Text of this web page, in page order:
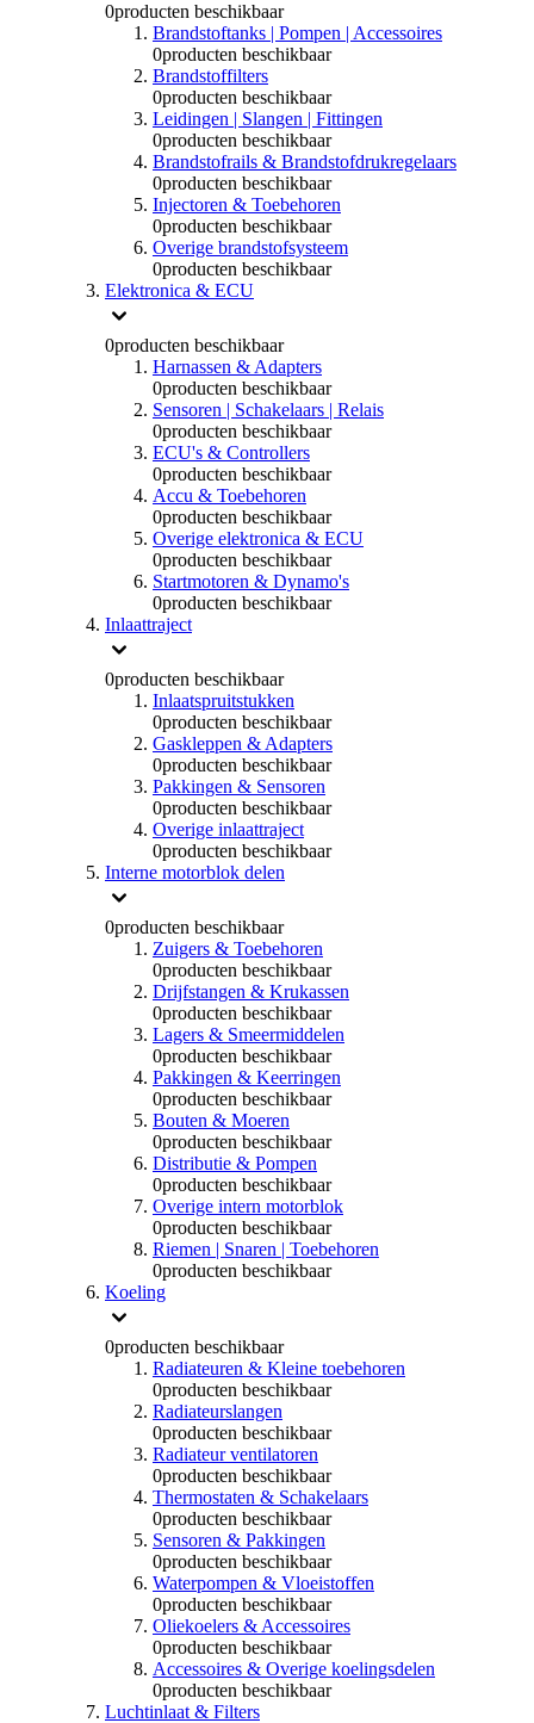
0producten beschikbaar
Brandstoftanks | Pompen | Accessoires
0producten beschikbaar
Brandstoffilters
0producten beschikbaar
Leidingen | Slangen | Fittingen
0producten beschikbaar
Brandstofrails & Brandstofdrukregelaars
0producten beschikbaar
Injectoren & Toebehoren
0producten beschikbaar
Overige brandstofsysteem
0producten beschikbaar
Elektronica & ECU
0producten beschikbaar
Harnassen & Adapters
0producten beschikbaar
Sensoren | Schakelaars | Relais
0producten beschikbaar
ECU's & Controllers
0producten beschikbaar
Accu & Toebehoren
0producten beschikbaar
Overige elektronica & ECU
0producten beschikbaar
Startmotoren & Dynamo's
0producten beschikbaar
Inlaattraject
0producten beschikbaar
Inlaatspruitstukken
0producten beschikbaar
Gaskleppen & Adapters
0producten beschikbaar
Pakkingen & Sensoren
0producten beschikbaar
Overige inlaattraject
0producten beschikbaar
Interne motorblok delen
0producten beschikbaar
Zuigers & Toebehoren
0producten beschikbaar
Drijfstangen & Krukassen
0producten beschikbaar
Lagers & Smeermiddelen
0producten beschikbaar
Pakkingen & Keerringen
0producten beschikbaar
Bouten & Moeren
0producten beschikbaar
Distributie & Pompen
0producten beschikbaar
Overige intern motorblok
0producten beschikbaar
Riemen | Snaren | Toebehoren
0producten beschikbaar
Koeling
0producten beschikbaar
Radiateuren & Kleine toebehoren
0producten beschikbaar
Radiateurslangen
0producten beschikbaar
Radiateur ventilatoren
0producten beschikbaar
Thermostaten & Schakelaars
0producten beschikbaar
Sensoren & Pakkingen
0producten beschikbaar
Waterpompen & Vloeistoffen
0producten beschikbaar
Oliekoelers & Accessoires
0producten beschikbaar
Accessoires & Overige koelingsdelen
0producten beschikbaar
Luchtinlaat & Filters